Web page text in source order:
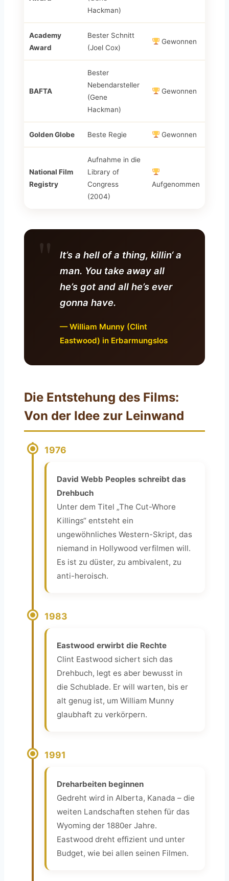
Hackman)
Academy
Award
Bester Schnitt
(Joel Cox)
Gewonnen
BAFTA
Bester
Nebendarsteller
(Gene
Hackman)
Gewonnen
Golden Globe Beste Regie Gewonnen
National Film
Registry
Aufnahme in die
Library of
Congress
(2004)
Aufgenommen
It’s a hell of a thing, killin‘ a
man. You take away all
he’s got and all he’s ever
gonna have.
— William Munny (Clint
Eastwood) in Erbarmungslos
Die Entstehung des Films:
Von der Idee zur Leinwand
1976
David Webb Peoples schreibt das
Drehbuch
Unter dem Titel „The Cut-Whore
Killings“ entsteht ein
ungewöhnliches Western-Skript, das
niemand in Hollywood verfilmen will.
Es ist zu düster, zu ambivalent, zu
anti-heroisch.
1983
Eastwood erwirbt die Rechte
Clint Eastwood sichert sich das
Drehbuch, legt es aber bewusst in
die Schublade. Er will warten, bis er
alt genug ist, um William Munny
glaubhaft zu verkörpern.
1991
Dreharbeiten beginnen
Gedreht wird in Alberta, Kanada – die
weiten Landschaften stehen für das
Wyoming der 1880er Jahre.
Eastwood dreht effizient und unter
Budget, wie bei allen seinen Filmen.